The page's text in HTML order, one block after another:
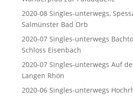
2020-08 Singles-unterwegs,
Salmünster Bad Orb
2020-07 Singles-unterwegs
Schloss Eisenbach
2020-07 Singles-unterwegs Auf
Langen Rhön
2020-06 Singles-unterwegs